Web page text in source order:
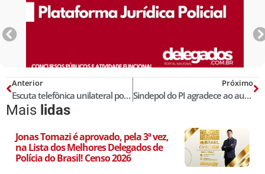
Anterior
Escuta telefônica unilateral pode ser admitida como prova
Próximo
Sindepol do PI agradece ao autor da PLC 132
Mais lidas
Jonas Tomazi é aprovado, pela 3ª vez,
na Lista dos Melhores Delegados de
Polícia do Brasil! Censo 2026